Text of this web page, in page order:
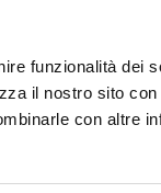
funzionalità dei
il nostro sito
con altre